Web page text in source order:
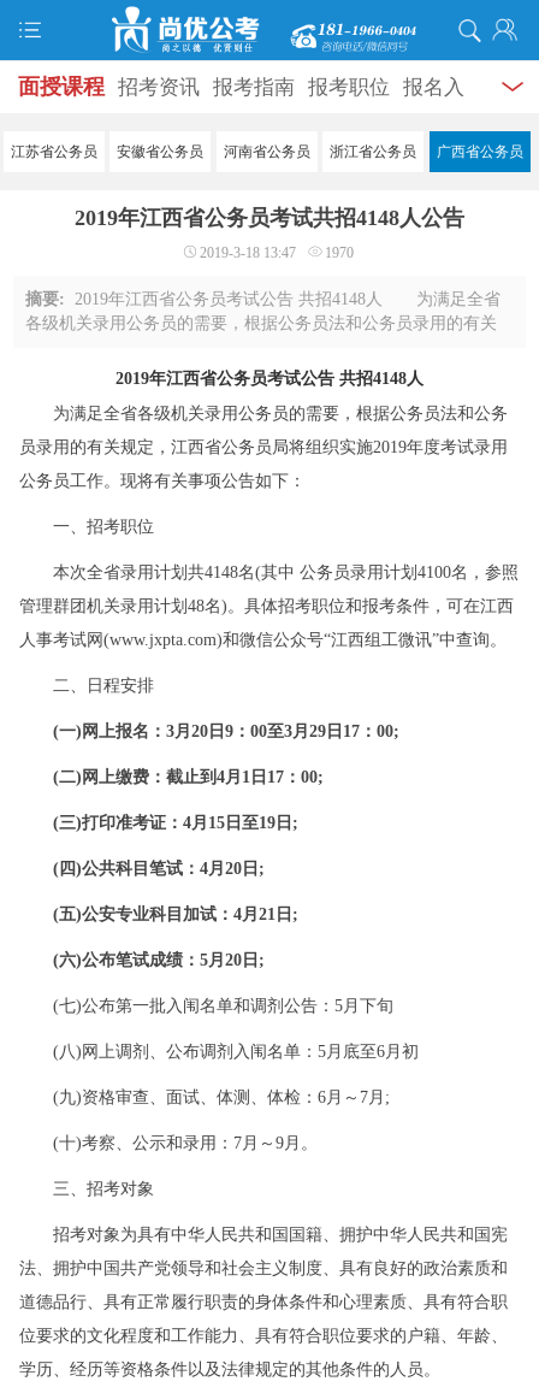
面授课程 招考资讯 报考指南 报考职位 报名入
口 打准考证 成绩查询 面试公告 录用公示 辅导
学员风采 名师团队
服务信息
江苏省公务员 安徽省公务员 河南省公务员 浙江省公务员 广西省公务员
2019年江西省公务员考试共招4148人公告
2019-3-18 13:47 1970
摘要:2019年江西省公务员考试公告 共招4148人 为满足全省
各级机关录用公务员的需要，根据公务员法和公务员录用的有关
作。现将有关事项公告如下： 一、招考 ...
2019年江西省公务员考试公告 共招4148人
为满足全省各级机关录用公务员的需要，根据公务员法和公务
员录用的有关规定，江西省公务员局将组织实施2019年度考试录用
公务员工作。现将有关事项公告如下：
一、招考职位
本次全省录用计划共4148名(其中 公务员录用计划4100名，参照
管理群团机关录用计划48名)。具体招考职位和报考条件，可在江西
人事考试网(www.jxpta.com)和微信公众号“江西组工微讯”中查询。
二、日程安排
(一)网上报名：3月20日9：00至3月29日17：00;
(二)网上缴费：截止到4月1日17：00;
(三)打印准考证：4月15日至19日;
(四)公共科目笔试：4月20日;
(五)公安专业科目加试：4月21日;
(六)公布笔试成绩：5月20日;
(七)公布第一批入闱名单和调剂公告：5月下旬
(八)网上调剂、公布调剂入闱名单：5月底至6月初
(九)资格审查、面试、体测、体检：6月～7月;
(十)考察、公示和录用：7月～9月。
三、招考对象
招考对象为具有中华人民共和国国籍、拥护中华人民共和国宪
法、拥护中国共产党领导和社会主义制度、具有良好的政治素质和
道德品行、具有正常履行职责的身体条件和心理素质、具有符合职
位要求的文化程度和工作能力、具有符合职位要求的户籍、年龄、
学历、经历等资格条件以及法律规定的其他条件的人员。